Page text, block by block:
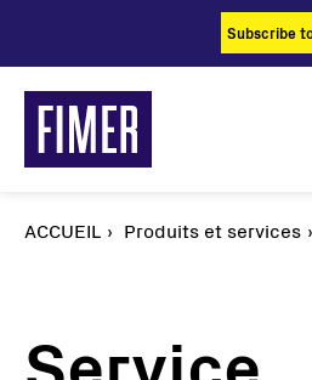
principal
Subscribe
ACCUEIL Produits et services